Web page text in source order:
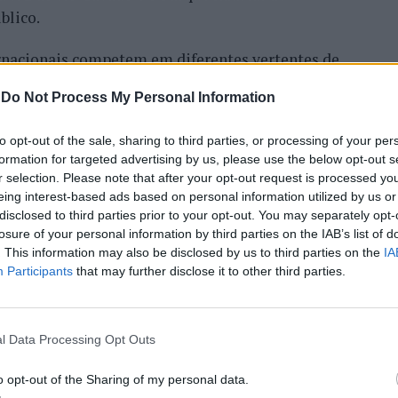
Do Not Process My Personal Information
opt-out of the sale, sharing to third parties, or processing of your
for targeted advertising by us, please use the below opt-out
selection. Please note that after your opt-out request is processed
interest-based ads based on personal information utilized by us
to third parties prior to your opt-out. You may separately
of your personal information by third parties on the IAB’s list of
This information may also be disclosed by us to third parties on the
Participants that may further disclose it to other third parties.
Data Processing Opt Outs
opt-out of the Sharing of my personal data.
competem em diferentes vertentes de
com concertos, DJ sets e atividades
Ocean Rides, circuito que em 2026 passa
Vila Nova de Milfontes e Ericeira.
desportos de vento das comunidades costeiras,
suas condições naturais. Nas palavras de Pedro
Rides, este evento é o que mais precisa da
há kitesurf.
atletas, visitantes e a comunidade local.
forma natural e quase obvia, valorizando o
A LER
finalistas em